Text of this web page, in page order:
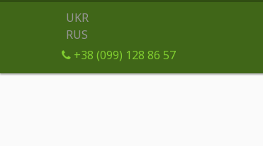
UKR
RUS
+38 (099) 128 86 57